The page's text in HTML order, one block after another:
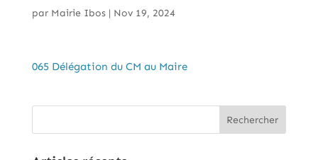
par Mairie Ibos| Nov 19, 2024
065 Délégation du CM au Maire